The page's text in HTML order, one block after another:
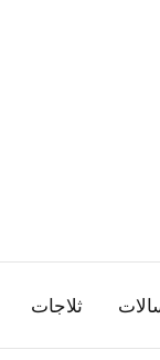
ثلاجات